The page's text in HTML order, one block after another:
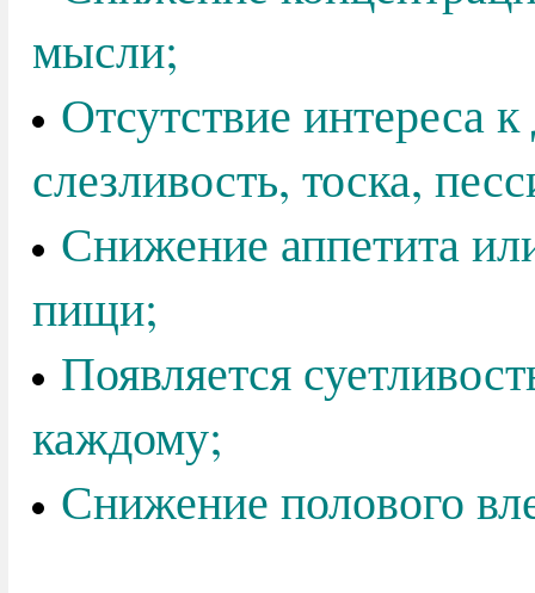
мысли;
Отсутствие интереса
слезливость, тоска,
Снижение аппетита
пищи;
Появляется
каждому;
Снижение полового